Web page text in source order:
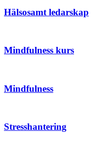
Hälsosamt ledarskap
Mindfulness kurs
Mindfulness
Stresshantering